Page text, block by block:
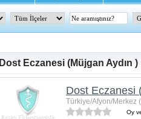
Dost Eczanesi (Müjgan Aydın )
Dost Eczanesi
Türkiye/Afyon/Merkez
Oy